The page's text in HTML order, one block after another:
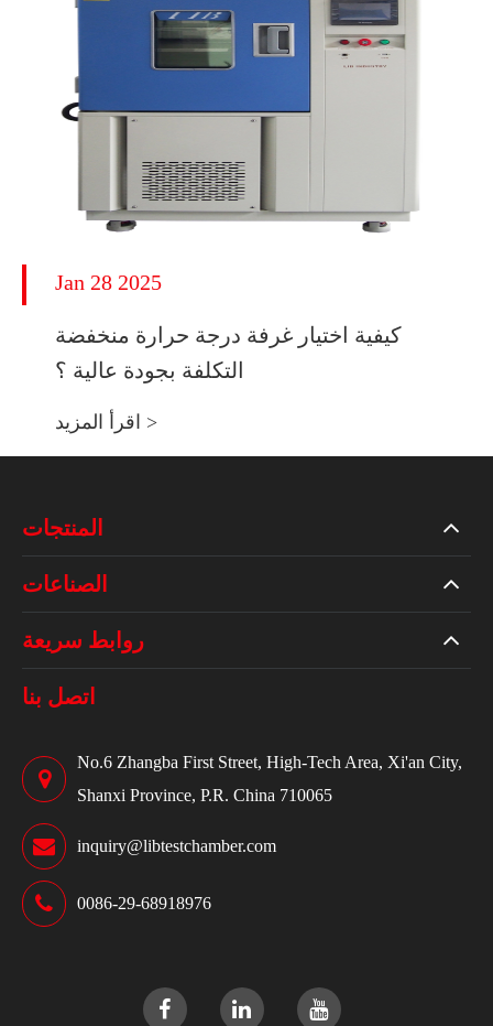
Jan 28 2025
كيفية اختيار غرفة درجة حرارة منخفضة
التكلفة بجودة عالية ؟
اقرأ المزيد >
المنتجات
الصناعات
روابط سريعة
اتصل بنا
No.6 Zhangba First Street, High-Tech Area, Xi'an City,
Shanxi Province, P.R. China 710065
inquiry@libtestchamber.com
0086-29-68918976